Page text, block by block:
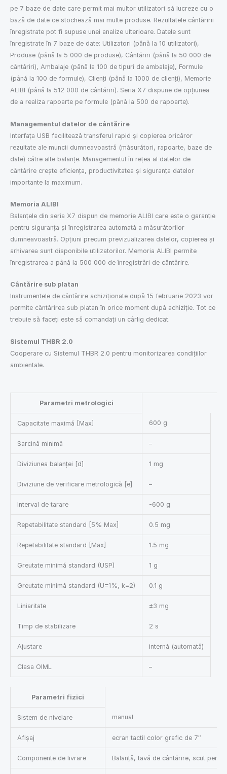
pe 7 baze de date care permit mai multor utilizatori să lucreze cu o
bază de date ce stochează mai multe produse. Rezultatele cântăririi
înregistrate pot fi supuse unei analize ulterioare. Datele sunt
înregistrate în 7 baze de date: Utilizatori (până la 10 utilizatori),
Produse (până la 5 000 de produse), Cântăriri (până la 50 000 de
cântăriri), Ambalaje (până la 100 de tipuri de ambalaje), Formule
(până la 100 de formule), Clienți (până la 1000 de clienți), Memorie
ALIBI (până la 512 000 de cântăriri). Seria X7 dispune de opțiunea
de a realiza rapoarte pe formule (până la 500 de rapoarte).
Managementul datelor de cântărire
Interfața USB facilitează transferul rapid și copierea oricăror
rezultate ale muncii dumneavoastră (măsurători, rapoarte, baze de
date) către alte balanțe. Managementul în rețea al datelor de
cântărire crește eficiența, productivitatea și siguranța datelor
importante la maximum.
Memoria ALIBI
Balanțele din seria X7 dispun de memorie ALIBI care este o garanție
pentru siguranța și înregistrarea automată a măsurătorilor
dumneavoastră. Opțiuni precum previzualizarea datelor, copierea și
arhivarea sunt disponibile utilizatorilor. Memoria ALIBI permite
înregistrarea a până la 500 000 de înregistrări de cântărire.
Cântărire sub platan
Instrumentele de cântărire achiziționate după 15 februarie 2023 vor
permite cântărirea sub platan în orice moment după achiziție. Tot ce
trebuie să faceți este să comandați un cârlig dedicat.
Sistemul THBR 2.0
Cooperare cu Sistemul THBR 2.0 pentru monitorizarea condițiilor
ambientale.
Parametri metrologici
Capacitate maximă [Max] 600 g
Sarcină minimă –
Diviziunea balanței [d] 1 mg
Diviziune de verificare metrologică [e] –
Interval de tarare -600 g
Repetabilitate standard [5% Max] 0.5 mg
Repetabilitate standard [Max] 1.5 mg
Greutate minimă standard (USP) 1 g
Greutate minimă standard (U=1%, k=2) 0.1 g
Liniaritate ±3 mg
Timp de stabilizare 2 s
Ajustare internă (automată)
Clasa OIML –
Parametri fizici
Sistem de nivelare manual
Afișaj ecran tactil color grafic de 7″
Componente de livrare Balanță, tavă de cântărire, scut